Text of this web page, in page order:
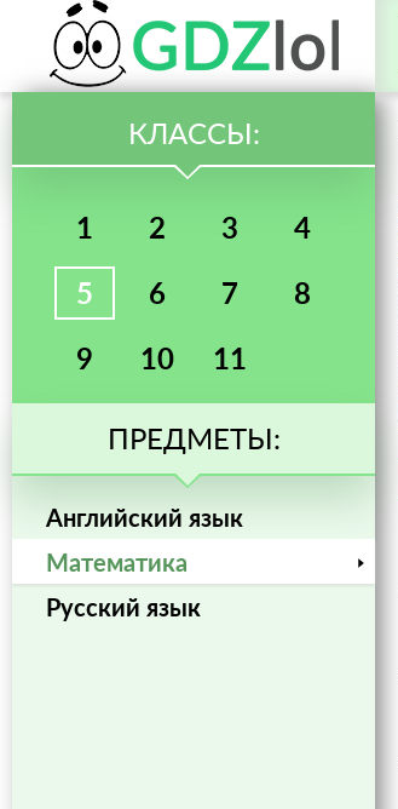
КЛАССЫ:
1 2 3
4
5
6 7
8
9
10 11
ПРЕДМЕТЫ:
Английский язык
Математика
Русский язык